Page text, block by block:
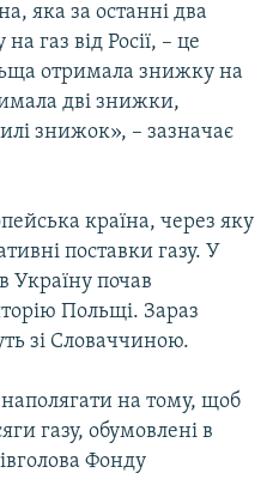
яка за останні два
газ від Росії, – це
отримала знижку на
дві знижки,
знижок», – зазначає
країна, через яку
поставки газу. У
Україну почав
Польщі. Зараз
зі Словаччиною.
на тому, щоб
газу, обумовлені в
Фонду